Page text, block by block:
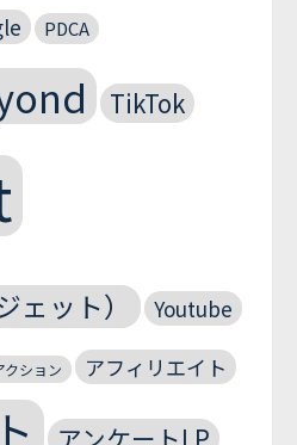
PDCA
TikTok
ット）
Youtube
クション アフィリエイト